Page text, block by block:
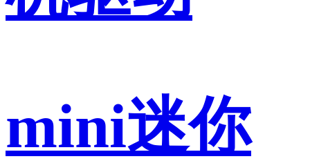
mini迷你